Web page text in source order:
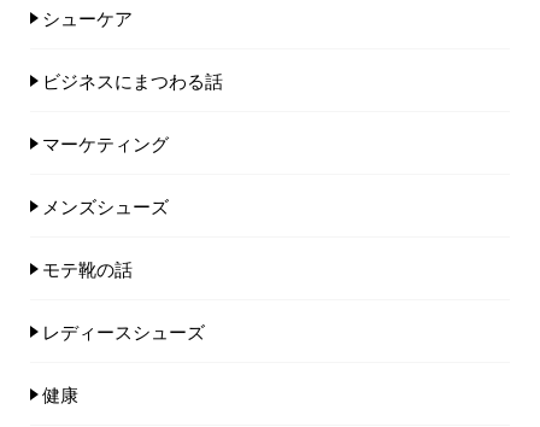
シューケア
ビジネスにまつわる話
マーケティング
メンズシューズ
モテ靴の話
レディースシューズ
健康